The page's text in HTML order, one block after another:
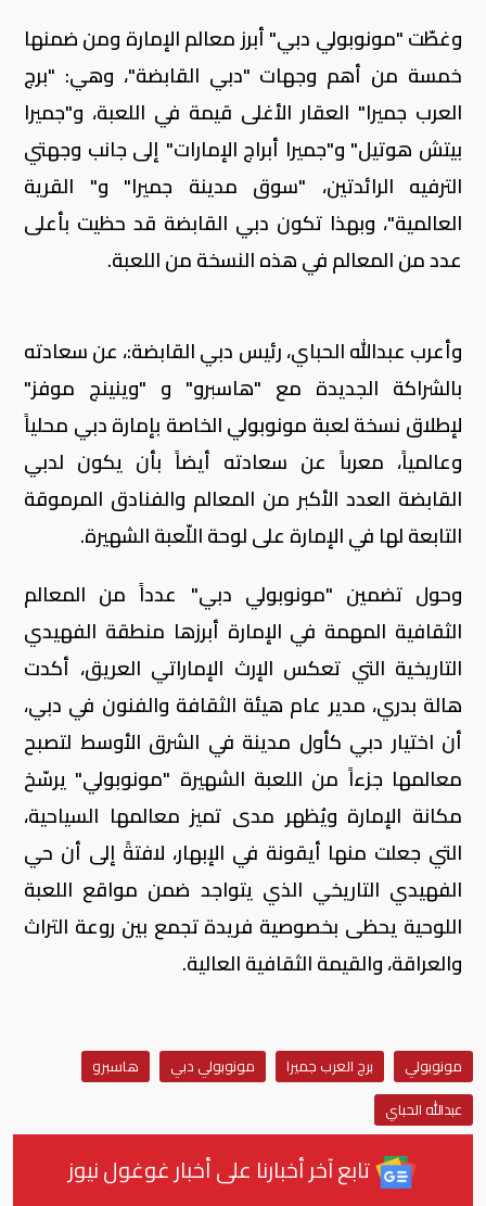
وغطّت "مونوبولي دبي" أبرز معالم الإمارة ومن ضمنها
خمسة من أهم وجهات "دبي القابضة"، وهي: "برج
العرب جميرا" العقار الأغلى قيمة في اللعبة، و"جميرا
بيتش هوتيل" و"جميرا أبراج الإمارات" إلى جانب وجهتي
الترفيه الرائدتين، "سوق مدينة جميرا" و" القرية
العالمية"، وبهذا تكون دبي القابضة قد حظيت بأعلى
عدد من المعالم في هذه النسخة من اللعبة.
وأعرب عبدالله الحباي، رئيس دبي القابضة:، عن سعادته
بالشراكة الجديدة مع "هاسبرو" و "وينينج موفز"
لإطلاق نسخة لعبة مونوبولي الخاصة بإمارة دبي محلياً
وعالمياً، معرباً عن سعادته أيضاً بأن يكون لدبي
القابضة العدد الأكبر من المعالم والفنادق المرموقة
التابعة لها في الإمارة على لوحة اللّعبة الشهيرة.
وحول تضمين "مونوبولي دبي" عدداً من المعالم
الثقافية المهمة في الإمارة أبرزها منطقة الفهيدي
التاريخية التي تعكس الإرث الإماراتي العريق، أكدت
هالة بدري، مدير عام هيئة الثقافة والفنون في دبي،
أن اختيار دبي كأول مدينة في الشرق الأوسط لتصبح
معالمها جزءاً من اللعبة الشهيرة "مونوبولي" يرسّخ
مكانة الإمارة ويُظهر مدى تميز معالمها السياحية،
التي جعلت منها أيقونة في الإبهار، لافتةً إلى أن حي
الفهيدي التاريخي الذي يتواجد ضمن مواقع اللعبة
اللوحية يحظى بخصوصية فريدة تجمع بين روعة التراث
والعراقة، والقيمة الثقافية العالية.
مونوبولي برج العرب جميرا مونوبولي دبي
هاسبرو
عبدالله الحباي
تابع آخر أخبارنا على أخبار غوغول نيوز